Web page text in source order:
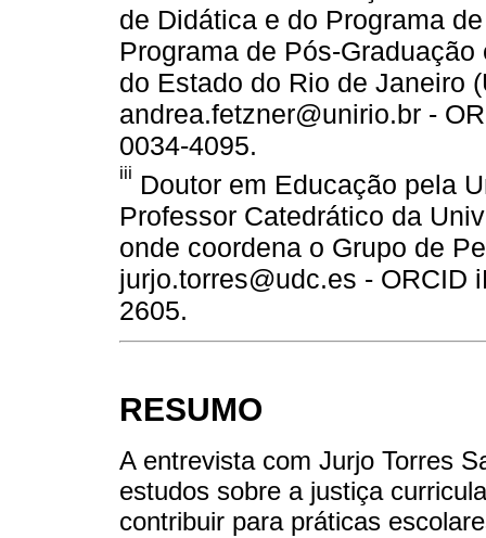
de Didática e do Programa
Programa de Pós-
do Estado do Rio de Janeiro
andrea.fetzner@unirio.br -
0034-4095.
iii Doutor em Educação pela
Professor Catedrático da
onde coordena o Grupo de
jurjo.torres@udc.es - ORCID
2605.
RESUMO
A entrevista com Jurjo Torres
estudos sobre a justiça
contribuir para práticas